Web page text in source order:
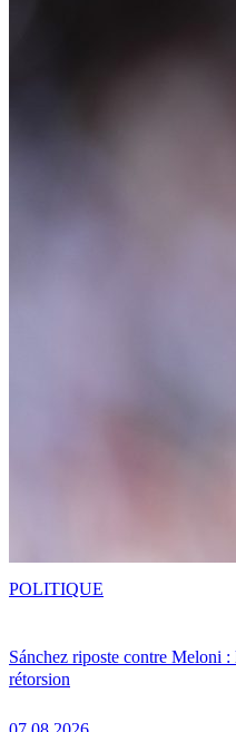
Sánchez riposte contre Meloni :
rétorsion
POLITIQUE